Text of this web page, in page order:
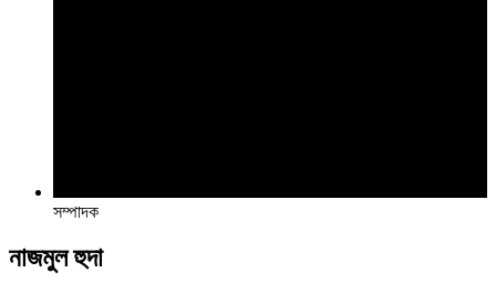
সম্পাদক
নাজমুল হুদা